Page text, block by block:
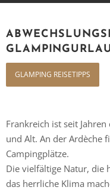
GLAMPING REISETIPPS
Frankreich ist seit
und Alt. An der Ardèche
Campingplätze.
Die vielfältige Natur, die
das herrliche Klima